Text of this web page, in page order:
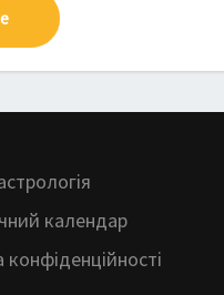
календар
конфіденційності